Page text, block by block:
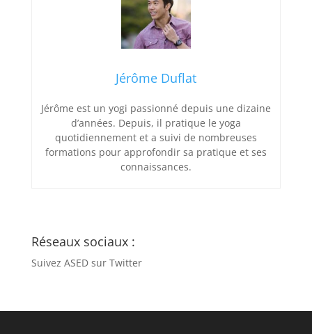
Jérôme Duflat
Jérôme est un yogi passionné depuis une dizaine
d’années. Depuis, il pratique le yoga
quotidiennement et a suivi de nombreuses
formations pour approfondir sa pratique et ses
connaissances.
Réseaux sociaux :
Suivez ASED sur Twitter